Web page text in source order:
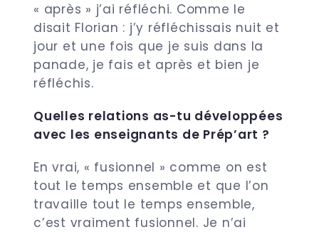
« après » j’ai réfléchi. Comme le
disait Florian : j’y réfléchissais nuit et
jour et une fois que je suis dans la
panade, je fais et après et bien je
réfléchis.
Quelles relations as-tu développées
avec les enseignants de Prép’art ?
En vrai, « fusionnel » comme on est
tout le temps ensemble et que l’on
travaille tout le temps ensemble,
c’est vraiment fusionnel. Je n’ai